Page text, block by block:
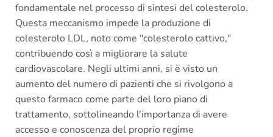
fondamentale nel processo di sintesi del colesterolo.
Questa meccanismo impede la produzione di
colesterolo LDL, noto come "colesterolo cattivo,"
contribuendo così a migliorare la salute
cardiovascolare. Negli ultimi anni, si è visto un
aumento del numero di pazienti che si rivolgono a
questo farmaco come parte del loro piano di
trattamento, sottolineando l'importanza di avere
accesso e conoscenza del proprio regime